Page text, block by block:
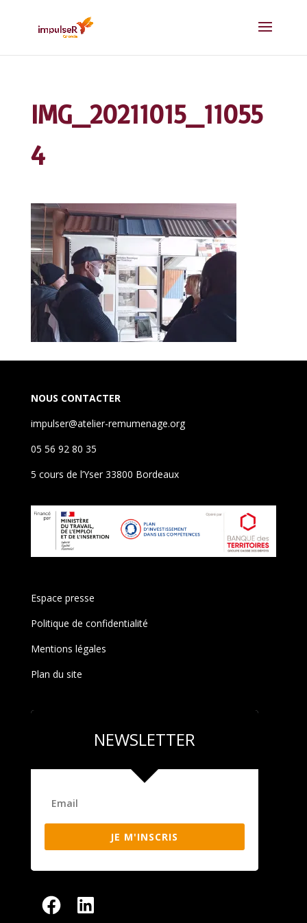
IMG_20211015_11055
4
NOUS CONTACTER
impulser@atelier-remumenage.org
05 56 92 80 35
5 cours de l’Yser 33800 Bordeaux
Espace presse
Politique de confidentialité
Mentions légales
Plan du site
NEWSLETTER
JE M'INSCRIS
FacebookLinkedIn